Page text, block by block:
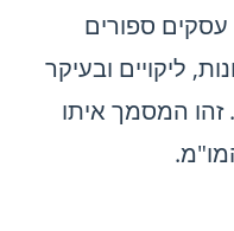
עסקים ספורים
ליקויים ובעיקר
. זהו המסמך איתו